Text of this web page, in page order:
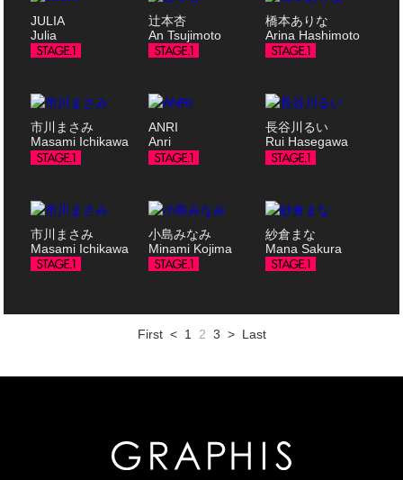
JULIA
Julia
辻本杏
An Tsujimoto
橋本ありな
Arina Hashimoto
市川まさみ
Masami Ichikawa
ANRI
Anri
長谷川るい
Rui Hasegawa
市川まさみ
Masami Ichikawa
小島みなみ
Minami Kojima
紗倉まな
Mana Sakura
First < 1 2 3 > Last